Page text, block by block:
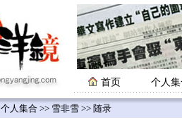
首页 个人
个人集合 >> 雪非雪 >> 随录